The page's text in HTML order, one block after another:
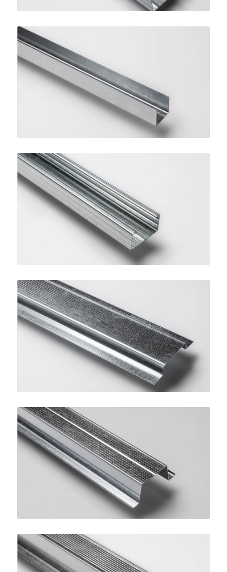
Guida per Controsoffitti
SINIAT
Montante per Controsoffitti
SINIAT
Profilo Omega 15
SINIAT
Profilo Omega 27
SINIAT